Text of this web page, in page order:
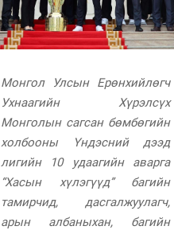
Монгол Улсын Ерөнхийлөгч
Ухнаагийн Хүрэлсүх
Монголын сагсан бөмбөгийн
холбооны Үндэсний дээд
лигийн 10 удаагийн аварга
“Хасын хүлэгүүд” багийн
тамирчид, дасгалжуулагч,
арын албаныхан, багийн